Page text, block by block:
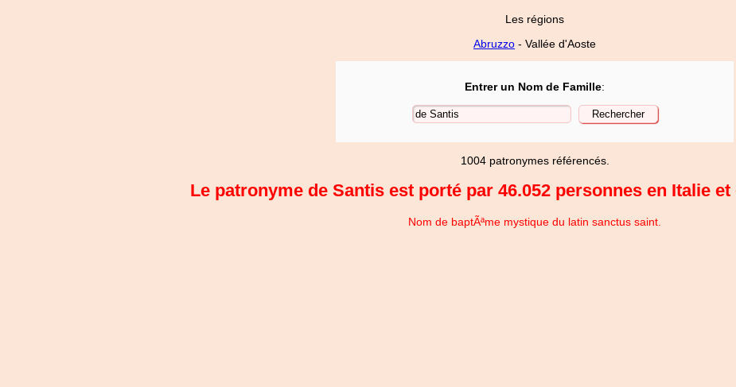
Les régions
Abruzzo - Vallée d'Aoste
Entrer un Nom de Famille:
1004 patronymes référencés.
Le patronyme de Santis est porté par 46.052 personnes en Italie
Nom de baptÃªme mystique du latin sanctus saint.